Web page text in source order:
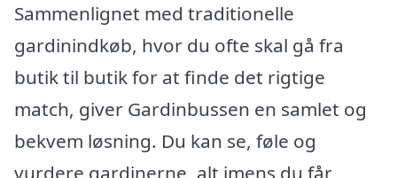
Sammenlignet med traditionelle
gardinindkøb, hvor du ofte skal gå fra
butik til butik for at finde det rigtige
match, giver Gardinbussen en samlet og
bekvem løsning. Du kan se, føle og
vurdere gardinerne, alt imens du får